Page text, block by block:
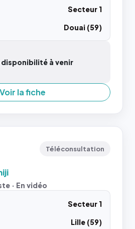
Secteur 1
Douai (59)
disponibilité à venir
Voir la fiche
Téléconsultation
· En vidéo
Secteur 1
Lille (59)